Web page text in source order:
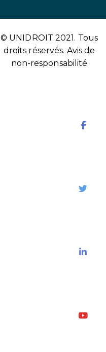
© UNIDROIT 2021. Tous
droits réservés. Avis de
non-responsabilité